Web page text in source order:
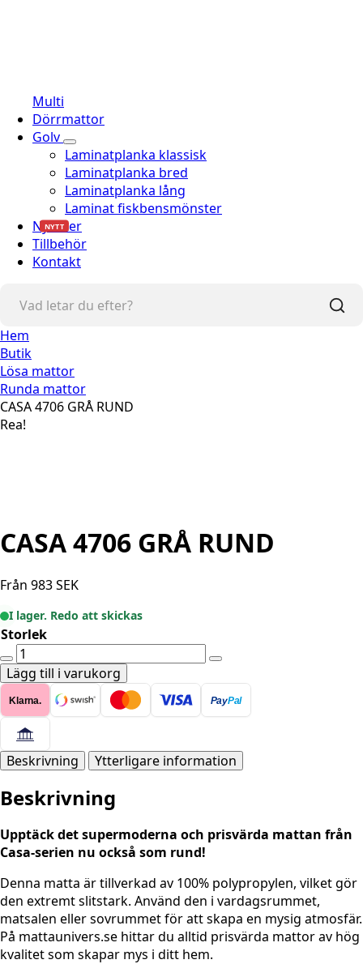
Multi
Dörrmattor
Golv
Laminatplanka klassisk
Laminatplanka bred
Laminatplanka lång
Laminat fiskbensmönster
Nyheter
NYTT
Tillbehör
Kontakt
Hem
Butik
Lösa mattor
Runda mattor
CASA 4706 GRÅ RUND
Rea!
CASA 4706 GRÅ RUND
Från 983SEK
I lager. Redo att skickas
Storlek
CASA
4706
GRÅ
RUND
mängd
Lägg till i varukorg
Klarna. PayPal
Beskrivning Ytterligare information
Beskrivning
Upptäck det supermoderna och prisvärda mattan från
Casa-serien nu också som rund!
Denna matta är tillverkad av 100% polypropylen, vilket gör
den extremt slitstark. Använd den i vardagsrummet,
matsalen eller sovrummet för att skapa en mysig atmosfär.
På mattaunivers.se hittar du alltid prisvärda mattor av hög
kvalitet som skapar mys i ditt hem.